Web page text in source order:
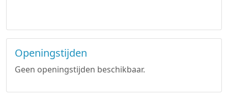
Openingstijden
Geen openingstijden beschikbaar.